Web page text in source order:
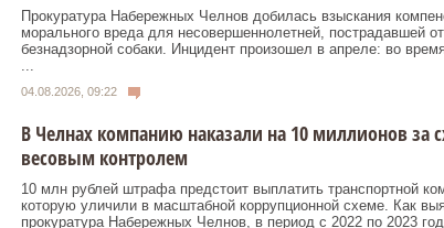
Прокуратура Набережных Челнов добилась взыскания
морального вреда для несовершеннолетней, пострадавшей
безнадзорной собаки. Инцидент произошел в апреле: во
...
04.08.2026, 09:22
В Челнах компанию наказали на 10 миллионов за
весовым контролем
10 млн рублей штрафа предстоит выплатить транспортной
которую уличили в масштабной коррупционной схеме. Как
прокуратура Набережных Челнов, в период с 2022 по 2023